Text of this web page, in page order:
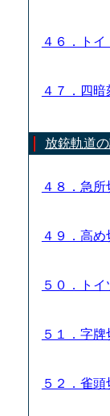
４６．ト
４７．四
放銃軌道
４８．急
４９．高
５０．ト
５１．字
５２．雀